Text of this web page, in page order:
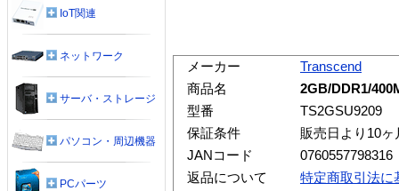
メーカー
Transcend
商品名
2GB/DDR1/
型番
TS2GSU9209
保証条件
販売日より10
JANコード
0760557798316
返品について
特定商取引法に
IoT関連
ネットワーク
サーバ・ストレージ
パソコン・周辺機器
PCパーツ